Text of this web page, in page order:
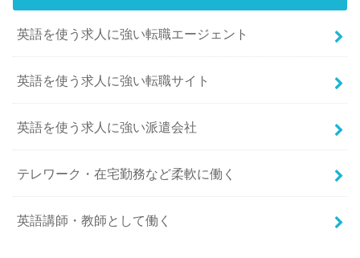
英語を使う求人に強い転職エージェント
英語を使う求人に強い転職サイト
英語を使う求人に強い派遣会社
テレワーク・在宅勤務など柔軟に働く
英語講師・教師として働く